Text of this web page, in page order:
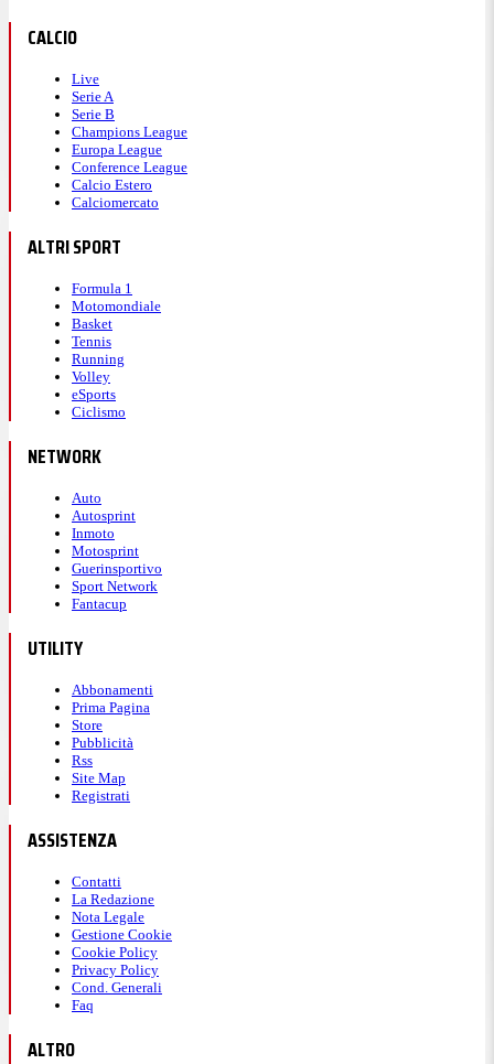
CALCIO
Live
Serie A
Serie B
Champions League
Europa League
Conference League
Calcio Estero
Calciomercato
ALTRI SPORT
Formula 1
Motomondiale
Basket
Tennis
Running
Volley
eSports
Ciclismo
NETWORK
Auto
Autosprint
Inmoto
Motosprint
Guerinsportivo
Sport Network
Fantacup
UTILITY
Abbonamenti
Prima Pagina
Store
Pubblicità
Rss
Site Map
Registrati
ASSISTENZA
Contatti
La Redazione
Nota Legale
Gestione Cookie
Cookie Policy
Privacy Policy
Cond. Generali
Faq
ALTRO